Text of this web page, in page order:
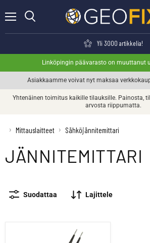
Yli 3000 artikkelia!
Linköpingin päävarasto on muuttanut
Asiakkaamme voivat nyt maksaa
Yhtenäinen toimitus kaikille tilauksille. Painosta,
arvosta riippumatta.
› Mittauslaitteet › Sähköjännitemittari
JÄNNITEMITTARI
Suodattaa Lajittele
Jännitteenkoetin Elma 2200X – CAT IV